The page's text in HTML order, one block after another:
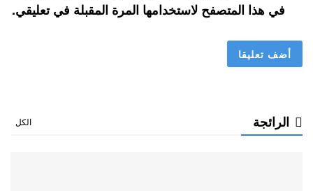
في هذا المتصفح لاستخدامها المرة المقبلة في تعليقي.
الرائجة الكل